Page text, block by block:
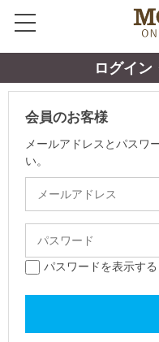
ログイン
会員のお客様
メールアドレスとパスワ
い。
パスワードを表示する